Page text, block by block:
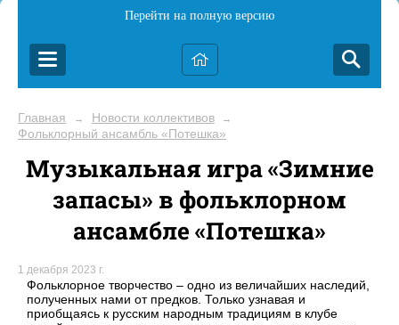
Перейти на полную версию
Главная → Новости коллективов →
Фольклорный ансамбль «Потешка»
Музыкальная игра «Зимние
запасы» в фольклорном
ансамбле «Потешка»
1 декабря 2023 г.
Фольклорное творчество – одно из величайших наследий,
полученных нами от предков. Только узнавая и
приобщаясь к русским народным традициям в клубе